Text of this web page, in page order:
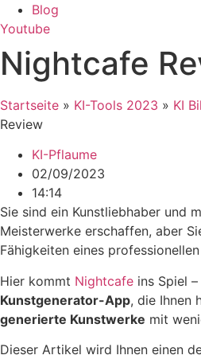
Blog
Youtube
Nightcafe
Startseite » KI-Tools 2023 » KI
Review
KI-Pflaume
02/09/2023
14:14
Sie sind ein Kunstliebhaber und
Meisterwerke erschaffen, aber
Fähigkeiten eines
Hier kommt Nightcafe ins Spiel
Kunstgenerator-App, die Ihnen
generierte Kunstwerke mit
Dieser Artikel wird Ihnen einen